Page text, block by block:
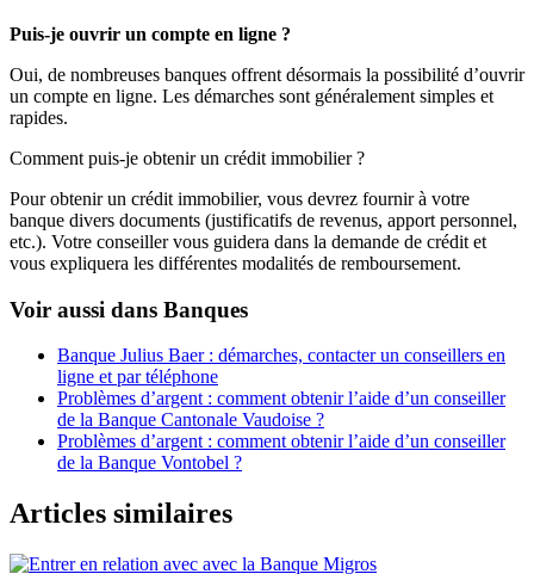
Puis-je ouvrir un compte en ligne ?
Oui, de nombreuses banques offrent désormais la possibilité d’ouvrir
un compte en ligne. Les démarches sont généralement simples et
rapides.
Comment puis-je obtenir un crédit immobilier ?
Pour obtenir un crédit immobilier, vous devrez fournir à votre
banque divers documents (justificatifs de revenus, apport personnel,
etc.). Votre conseiller vous guidera dans la demande de crédit et
vous expliquera les différentes modalités de remboursement.
Voir aussi dans Banques
Banque Julius Baer : démarches, contacter un conseillers en
ligne et par téléphone
Problèmes d’argent : comment obtenir l’aide d’un conseiller
de la Banque Cantonale Vaudoise ?
Problèmes d’argent : comment obtenir l’aide d’un conseiller
de la Banque Vontobel ?
Articles similaires